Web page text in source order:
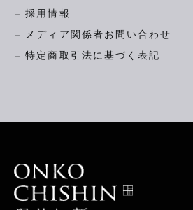
– 採用情報
– メディア関係者お問い合わせ
– 特定商取引法に基づく表記